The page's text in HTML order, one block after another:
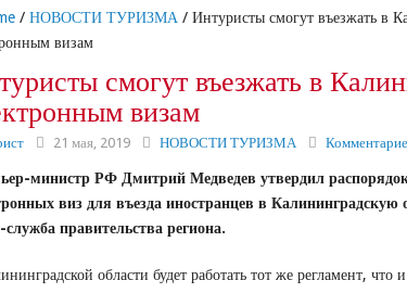
/НОВОСТИ ТУРИЗМА / Интуристы смогут въезжать в
визам
смогут въезжать в
визам
21 мая, 2019 НОВОСТИ ТУРИЗМА
министр РФ Дмитрий Медведев утвердил
виз для въезда иностранцев в Калининградскую
служба правительства региона.
области будет работать тот же регламент, что